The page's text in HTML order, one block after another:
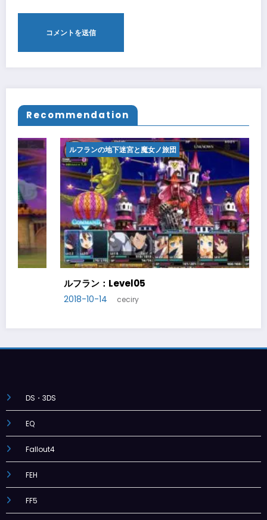
Recommendation
ルフランの地下迷宮と魔女ノ旅団
ルフラン：Level06
2018-10-20 ceciry
DS・3DS
EQ
Fallout4
FEH
FF5